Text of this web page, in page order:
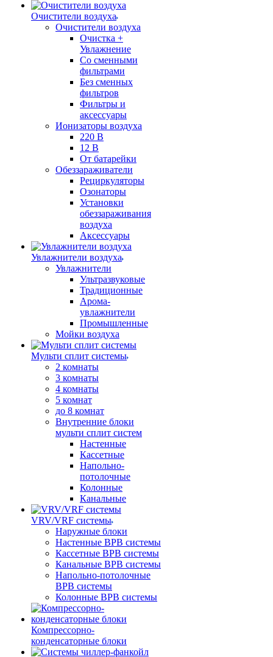
Очистители воздуха
Очистители воздуха
Очистка +
Увлажнение
Cо сменными
фильтрами
Без сменных
фильтров
Фильтры и
аксессуары
Ионизаторы воздуха
220 В
12 В
От батарейки
Обеззараживатели
Рециркуляторы
Озонаторы
Установки
обеззараживания
воздуха
Аксессуары
Увлажнители воздуха
Увлажнители
Ультразвуковые
Традиционные
Арома-
увлажнители
Промышленные
Мойки воздуха
Мульти сплит системы
2 комнаты
3 комнаты
4 комнаты
5 комнат
до 8 комнат
Внутренние блоки
мульти сплит систем
Настенные
Кассетные
Напольно-
потолочные
Колонные
Канальные
VRV/VRF системы
Наружные блоки
Настенные ВРВ системы
Кассетные ВРВ системы
Канальные ВРВ системы
Напольно-потолочные
ВРВ системы
Колонные ВРВ системы
Компрессорно-
конденсаторные блоки